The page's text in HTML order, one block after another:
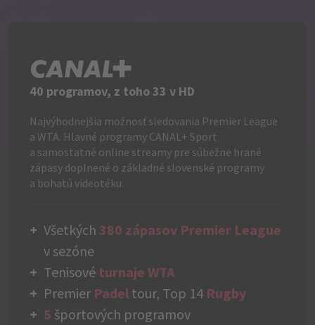
C+
40 programov, z toho 33 v HD
Najvýhodnejšia možnosť sledovania Premier League
a WTA. Hlavné programy CANAL+ Sport
a samostatné online streamy pre súbežne hrané
zápasy doplnené o základné slovenské programy
a bohatú videotéku.
Všetkých 380 zápasov Premier League
v sezóne
Tenisové turnaje WTA
Premier Padel tour, Top 14 Rugby
5 športových programov